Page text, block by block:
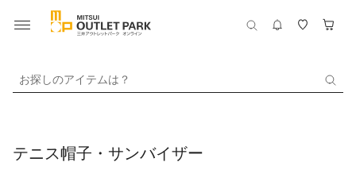
お探しのアイテムは？
テニス帽子・サンバイザー